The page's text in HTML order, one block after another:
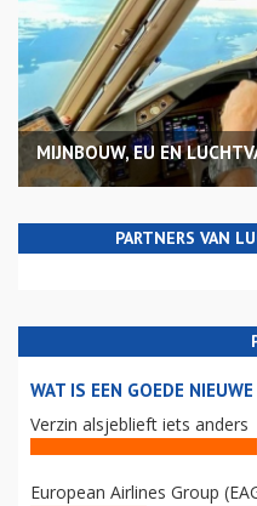
MIJNBOUW, EU EN
PARTNERS VAN
WAT IS EEN GOEDE
Verzin alsjeblieft iets anders
European Airlines Group